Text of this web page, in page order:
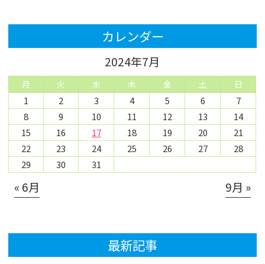
カレンダー
2024年7月
月 火 水 木 金 土 日
1 2 3 4 5 6
7
8
9 10 11 12 13
14
15
16 17 18 19 20
21
22
23 24 25 26 27
28
29
30 31
« 6月 9月 »
最新記事